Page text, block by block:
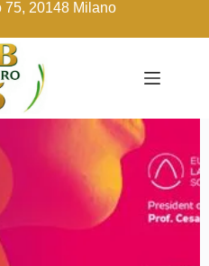
75, 20148 Milano